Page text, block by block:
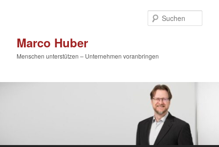
Marco Huber
Menschen unterstützen – Unternehmen voranbringen